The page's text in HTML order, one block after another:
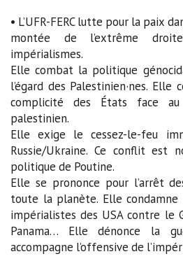
• L’UFR-FERC lutte pour la paix
montée de l’extrême
impérialismes.
Elle combat la politique
l’égard des Palestinien·nes.
complicité des États face au
palestinien.
Elle exige le cessez-le-feu
Russie/Ukraine. Ce conflit est
politique de Poutine.
Elle se prononce pour l’arrêt
toute la planète. Elle condamne
impérialistes des USA contre le
Panama… Elle dénonce la
accompagne l’offensive de